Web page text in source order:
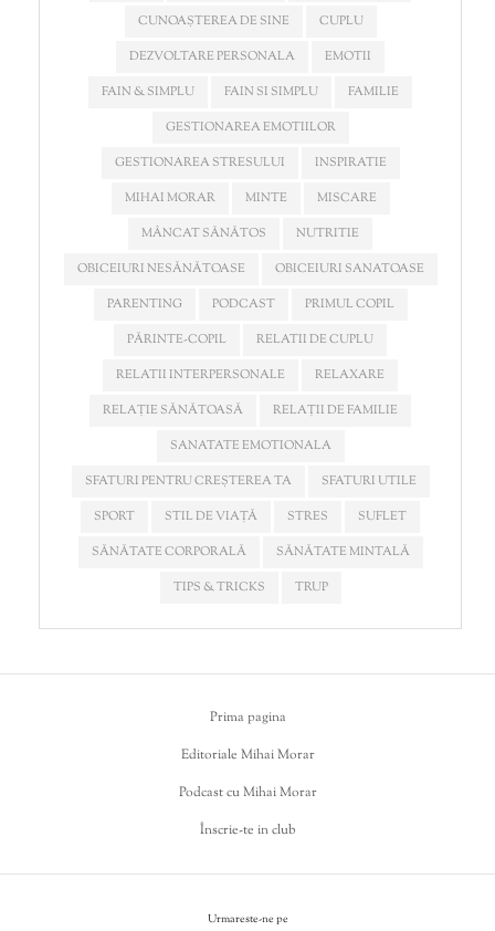
CUNOAȘTEREA DE SINE
CUPLU
DEZVOLTARE PERSONALA
EMOTII
FAIN & SIMPLU
FAIN SI SIMPLU
FAMILIE
GESTIONAREA EMOTIILOR
GESTIONAREA STRESULUI
INSPIRATIE
MIHAI MORAR
MINTE
MISCARE
MÂNCAT SĂNĂTOS
NUTRITIE
OBICEIURI NESĂNĂTOASE
OBICEIURI SANATOASE
PARENTING
PODCAST
PRIMUL COPIL
PĂRINTE-COPIL
RELATII DE CUPLU
RELATII INTERPERSONALE
RELAXARE
RELAȚIE SĂNĂTOASĂ
RELAȚII DE FAMILIE
SANATATE EMOTIONALA
SFATURI PENTRU CREȘTEREA TA
SFATURI UTILE
SPORT
STIL DE VIAȚĂ STRES
SUFLET
SĂNĂTATE CORPORALĂ
SĂNĂTATE MINTALĂ
TIPS & TRICKS
TRUP
Prima pagina
Editoriale Mihai Morar
Podcast cu Mihai Morar
Înscrie-te in club
Urmareste-ne pe